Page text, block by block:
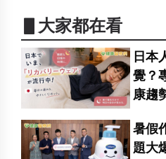
▋大家都在看
日本
覺？
康趨
暑假
題大